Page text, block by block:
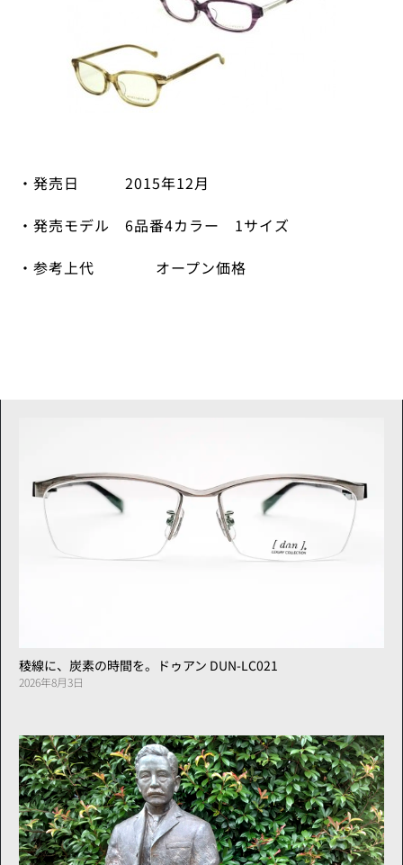
・発売日 2015年12月
・発売モデル 6品番4カラー 1サイズ
・参考上代 オープン価格
稜線に、炭素の時間を。ドゥアン DUN-LC021
2026年8月3日